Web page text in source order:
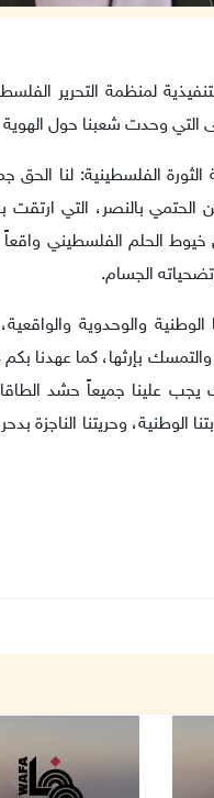
اللجنة التنفيذية لمنظمة
التي وحدت شعبنا حول
60 عاما على انطلاقة الثورة
الحتمي بالنصر، التي
الحلم الفلسطيني واقعاً
الجسام.
والوحدوية
بإرثها، كما عهدنا
يجب علينا جميعاً حشد
وحريتنا الناجزة